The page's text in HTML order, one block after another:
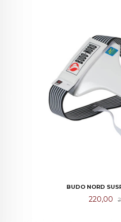
BUDO NORD
Tilbud
220,00